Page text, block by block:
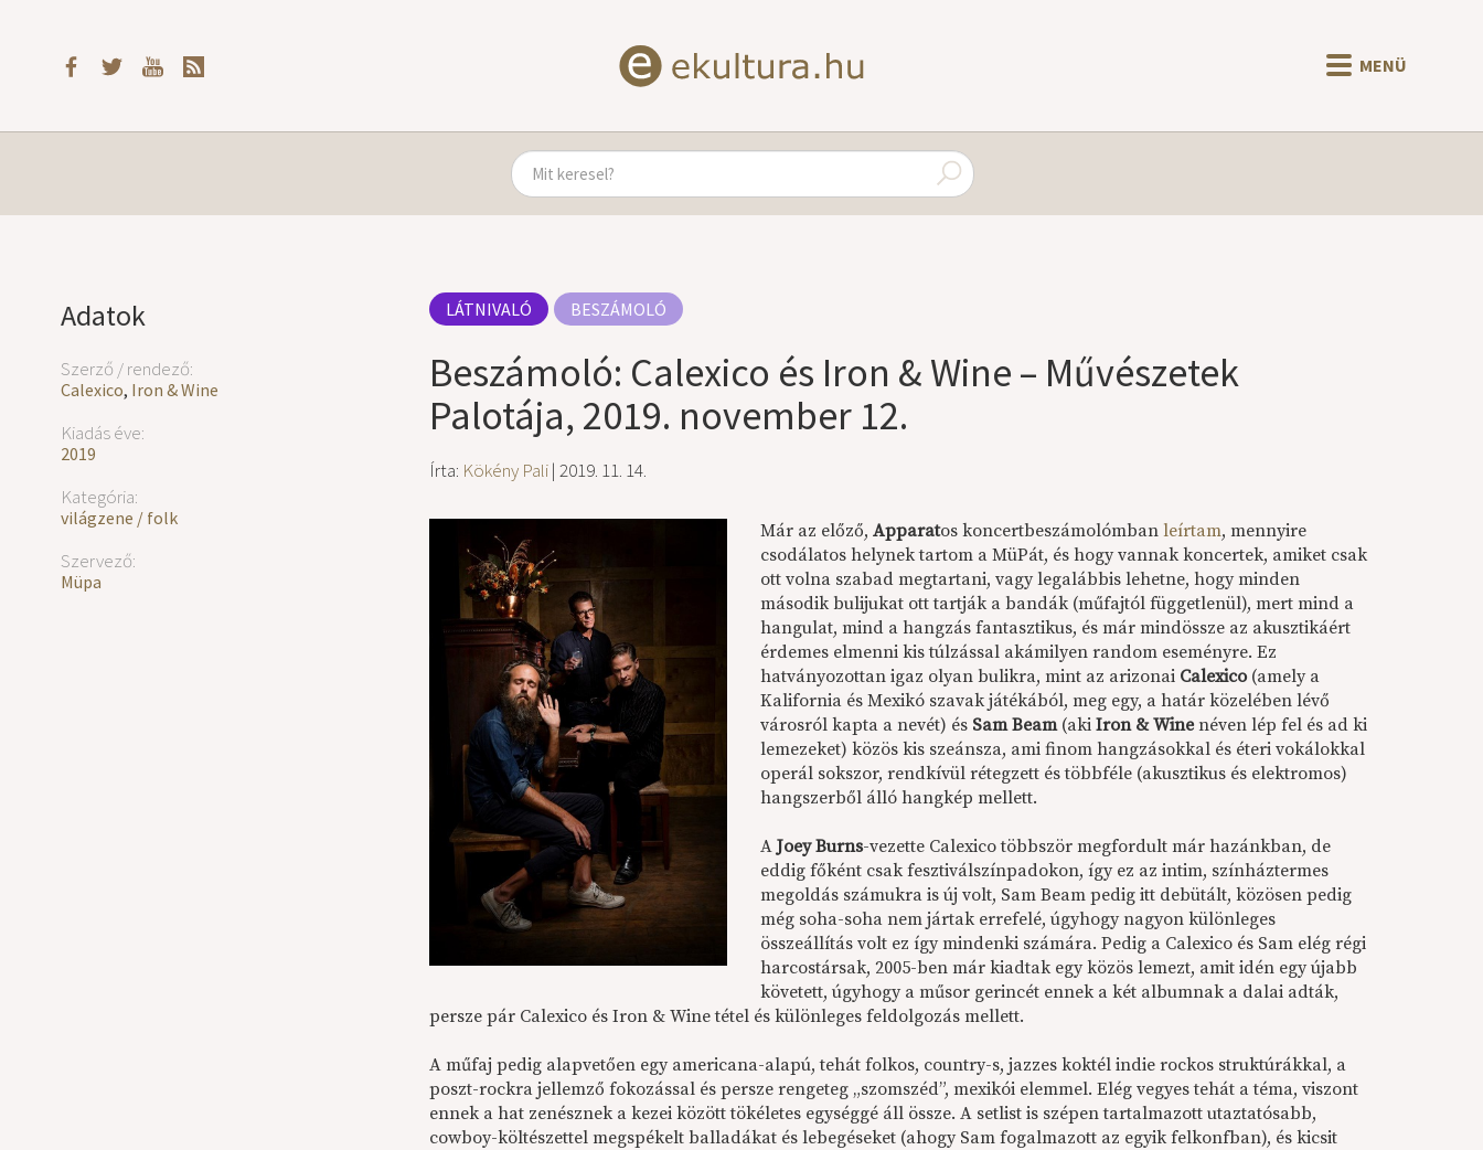
MENÜ
Adatok
Szerző / rendező:
Calexico, Iron & Wine
Kiadás éve:
2019
Kategória:
világzene / folk
Szervező:
Müpa
LÁTNIVALÓ BESZÁMOLÓ
Beszámoló: Calexico és Iron & Wine – Művészetek
Palotája, 2019. november 12.
Írta: Kökény Pali| 2019. 11. 14.
Már az előző, Apparatos koncertbeszámolómbanleírtam, mennyire
csodálatos helynek tartom a MüPát, és hogy vannak koncertek, amiket csak
ott volna szabad megtartani, vagy legalábbis lehetne, hogy minden
második bulijukat ott tartják a bandák (műfajtól függetlenül), mert mind a
hangulat, mind a hangzás fantasztikus, és már mindössze az akusztikáért
érdemes elmenni kis túlzással akámilyen random eseményre. Ez
hatványozottan igaz olyan bulikra, mint az arizonai Calexico(amely a
Kalifornia és Mexikó szavak játékából, meg egy, a határ közelében lévő
városról kapta a nevét) és Sam Beam(akiIron & Winenéven lép fel és ad ki
lemezeket) közös kis szeánsza, ami finom hangzásokkal és éteri vokálokkal
operál sokszor, rendkívül rétegzett és többféle (akusztikus és elektromos)
hangszerből álló hangkép mellett.
AJoey Burns-vezette Calexico többször megfordult már hazánkban, de
eddig főként csak fesztiválszínpadokon, így ez az intim, színháztermes
megoldás számukra is új volt, Sam Beam pedig itt debütált, közösen pedig
még soha-soha nem jártak errefelé, úgyhogy nagyon különleges
összeállítás volt ez így mindenki számára. Pedig a Calexico és Sam elég régi
harcostársak, 2005-ben már kiadtak egy közös lemezt, amit idén egy újabb
követett, úgyhogy a műsor gerincét ennek a két albumnak a dalai adták,
persze pár Calexico és Iron & Wine tétel és különleges feldolgozás mellett.
A műfaj pedig alapvetően egy americana-alapú, tehát folkos, country-s, jazzes koktél indie rockos struktúrákkal, a
poszt-rockra jellemző fokozással és persze rengeteg „szomszéd”, mexikói elemmel. Elég vegyes tehát a téma, viszont
ennek a hat zenésznek a kezei között tökéletes egységgé áll össze. A setlist is szépen tartalmazott utaztatósabb,
cowboy-költészettel megspékelt balladákat és lebegéseket (ahogy Sam fogalmazott az egyik felkonfban), és kicsit